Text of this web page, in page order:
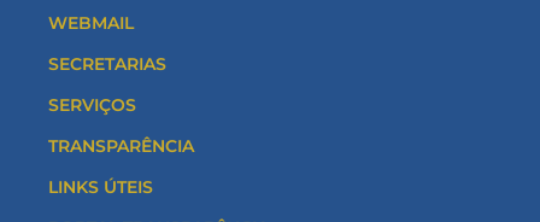
WEBMAIL
SECRETARIAS
SERVIÇOS
TRANSPARÊNCIA
LINKS ÚTEIS